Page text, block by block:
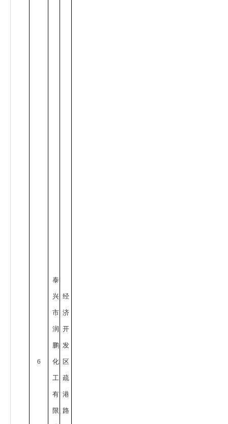
6
泰
兴
市
润
鹏
化
工
有
限
经
济
开
发
区
疏
港
路